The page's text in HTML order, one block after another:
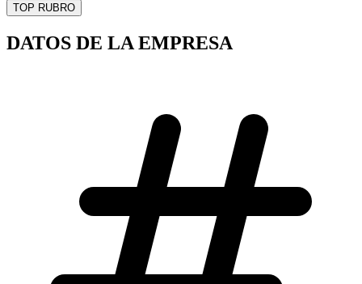
TOP RUBRO
DATOS DE LA EMPRESA